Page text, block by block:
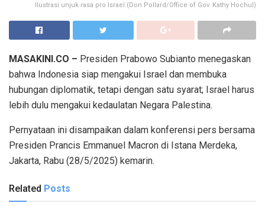
Ilustrasi unjuk rasa pro Israel.(Don Pollard/Office of Gov. Kathy Hochul)
MASAKINI.CO – Presiden Prabowo Subianto menegaskan
bahwa Indonesia siap mengakui Israel dan membuka
hubungan diplomatik, tetapi dengan satu syarat; Israel harus
lebih dulu mengakui kedaulatan Negara Palestina.
Pernyataan ini disampaikan dalam konferensi pers bersama
Presiden Prancis Emmanuel Macron di Istana Merdeka,
Jakarta, Rabu (28/5/2025) kemarin.
Related Posts